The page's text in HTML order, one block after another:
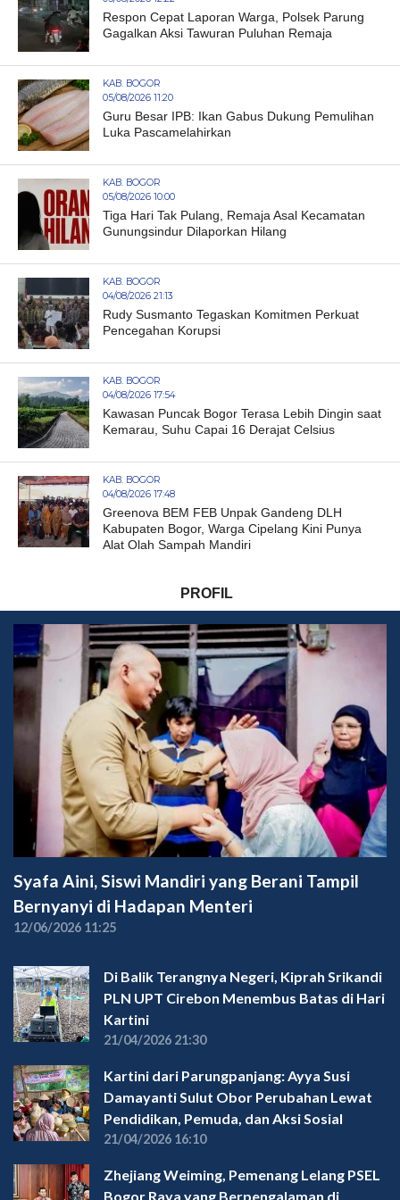
Respon Cepat Laporan Warga, Polsek Parung
Gagalkan Aksi Tawuran Puluhan Remaja
KAB. BOGOR
05/08/2026 11:20
Guru Besar IPB: Ikan Gabus Dukung Pemulihan
Luka Pascamelahirkan
KAB. BOGOR
05/08/2026 10:00
Tiga Hari Tak Pulang, Remaja Asal Kecamatan
Gunungsindur Dilaporkan Hilang
KAB. BOGOR
04/08/2026 21:13
Rudy Susmanto Tegaskan Komitmen Perkuat
Pencegahan Korupsi
KAB. BOGOR
04/08/2026 17:54
Kawasan Puncak Bogor Terasa Lebih Dingin saat
Kemarau, Suhu Capai 16 Derajat Celsius
KAB. BOGOR
04/08/2026 17:48
Greenova BEM FEB Unpak Gandeng DLH
Kabupaten Bogor, Warga Cipelang Kini Punya
Alat Olah Sampah Mandiri
PROFIL
Syafa Aini, Siswi Mandiri yang Berani Tampil
Bernyanyi di Hadapan Menteri
12/06/2026 11:25
Di Balik Terangnya Negeri, Kiprah Srikandi
PLN UPT Cirebon Menembus Batas di Hari
Kartini
21/04/2026 21:30
Kartini dari Parungpanjang: Ayya Susi
Damayanti Sulut Obor Perubahan Lewat
Pendidikan, Pemuda, dan Aksi Sosial
21/04/2026 16:10
Zhejiang Weiming, Pemenang Lelang PSEL
Bogor Raya yang Berpengalaman di